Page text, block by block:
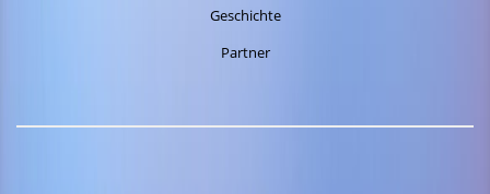
Geschichte
Partner